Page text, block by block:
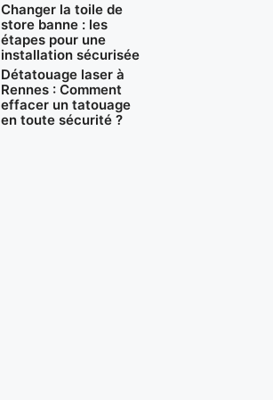
Changer la toile de
store banne : les
étapes pour une
installation sécurisée
Détatouage laser à
Rennes : Comment
effacer un tatouage
en toute sécurité ?